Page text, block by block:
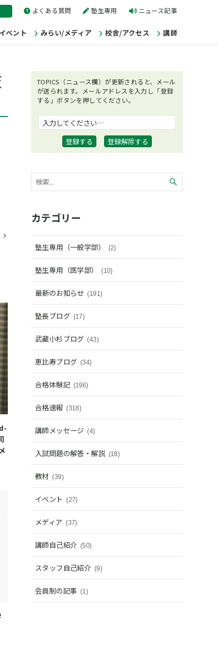
よくある質問 塾生専用 ニュース記事
ベント みらい/メディア 校舎/アクセス 講師
TOPICS（ニュース欄）が更新されると、メール
が送られます。メールアドレスを入力し「登録
する」ボタンを押してください。
カテゴリー
塾生専用（一般学部） (2)
塾生専用（医学部） (10)
最新のお知らせ (191)
塾長ブログ (17)
武蔵小杉ブログ (43)
恵比寿ブログ (34)
合格体験記 (196)
合格速報 (318)
講師メッセージ (4)
入試問題の解答・解説 (18)
教材 (39)
イベント (27)
メディア (37)
講師自己紹介 (50)
スタッフ自己紹介 (9)
会員制の記事 (1)